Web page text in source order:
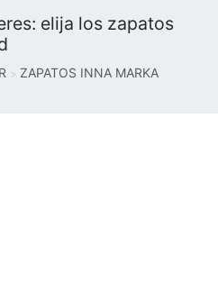
elija los zapatos
ZAPATOS INNA MARKA